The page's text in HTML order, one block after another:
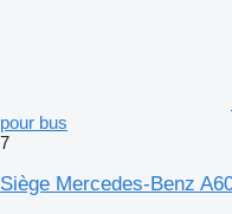
pour bus
7
Siège Mercedes-Benz